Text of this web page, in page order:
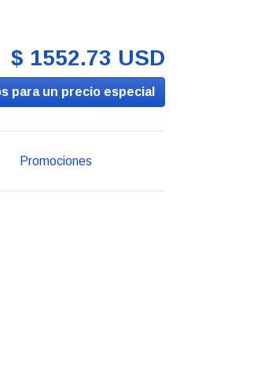
$ 1552.73 USD
para un precio especial
Promociones